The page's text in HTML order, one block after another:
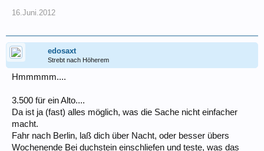
16.Juni.2012
edosaxt
Strebt nach Höherem
Hmmmmm....
3.500 für ein Alto....
Da ist ja (fast) alles möglich, was die Sache nicht einfacher
macht.
Fahr nach Berlin, laß dich über Nacht, oder besser übers
Wochenende Bei duchstein einschliefen und teste, was das